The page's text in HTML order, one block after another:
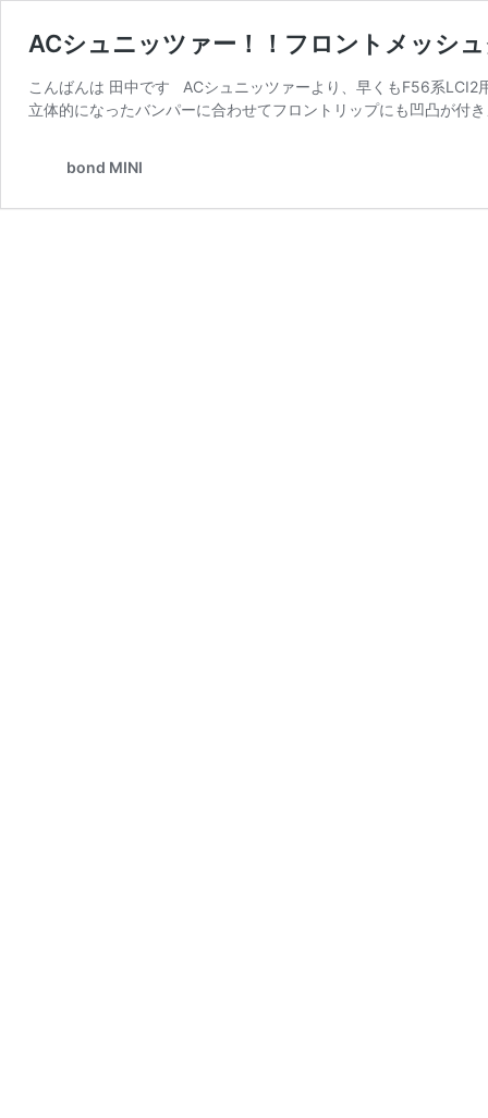
ACシュニッツァー！！フロントメッシ
こんばんは 田中です ACシュニッツァーより、早くもF56系
立体的になったバンパーに合わせてフロントリップにも凹凸が付
bond MINI